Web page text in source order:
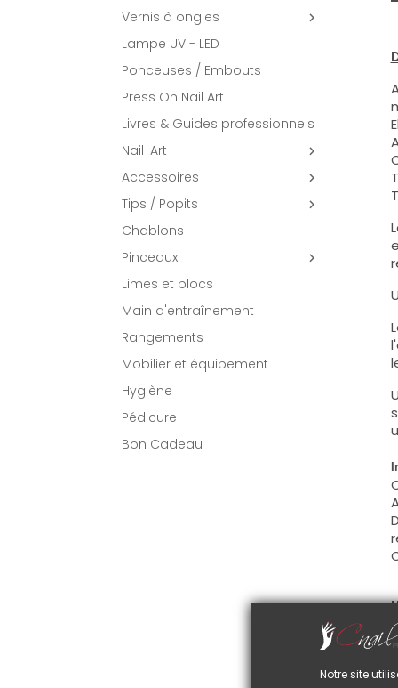
Vernis à ongles

Lampe UV - LED
Ponceuses / Embouts
Press On Nail Art
Livres & Guides professionnels
Nail-Art

Accessoires 
Tips / Popits 
Chablons
Pinceaux

Limes et blocs
Main d'entraînement
Rangements
Mobilier et équipement
Hygiène
Pédicure
Bon Cadeau
Notre site